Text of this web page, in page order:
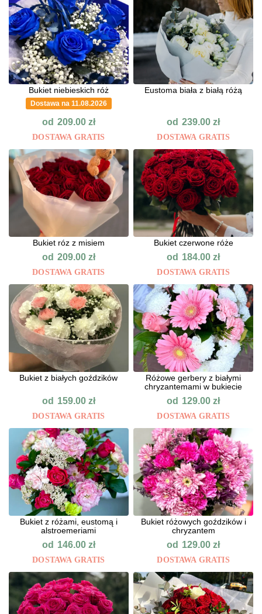
Bukiet niebieskich róż
Dostawa na 11.08.2026
od 209.00 zł
DOSTAWA GRATIS
Eustoma biała z białą różą
od 239.00zł
DOSTAWA GRATIS
Bukiet róz z misiem
od 209.00 zł
DOSTAWA GRATIS
Bukiet czerwone róże
od 184.00zł
DOSTAWA GRATIS
Bukiet z białych goździków
od 159.00 zł
DOSTAWA GRATIS
Różowe gerbery z białymi
chryzantemami w bukiecie
od 129.00zł
DOSTAWA GRATIS
Bukiet z różami, eustomą i
alstroemeriami
od 146.00 zł
DOSTAWA GRATIS
Bukiet różowych goździków i
chryzantem
od 129.00zł
DOSTAWA GRATIS